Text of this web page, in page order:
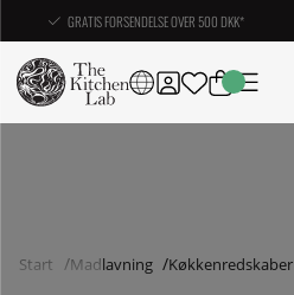
GRATIS FORSENDELSE OVER 500 DKK*
Start Madlavning Køkkenredskaber